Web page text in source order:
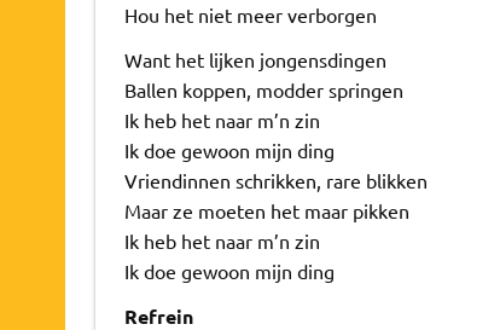
Hou het niet meer verborgen
Want het lijken jongensdingen
Ballen koppen, modder springen
Ik heb het naar m’n zin
Ik doe gewoon mijn ding
Vriendinnen schrikken, rare blikken
Maar ze moeten het maar pikken
Ik heb het naar m’n zin
Ik doe gewoon mijn ding
Refrein